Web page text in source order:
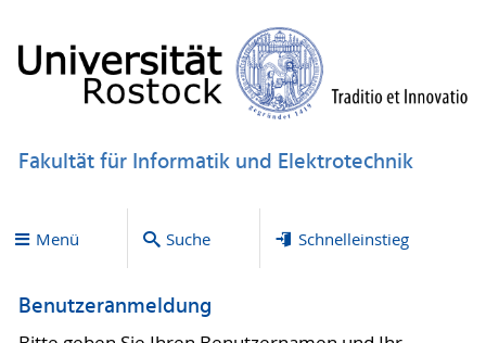
Fakultät für Informatik und Elektrotechnik
Menü Suche Schnelleinstieg
Benutzeranmeldung